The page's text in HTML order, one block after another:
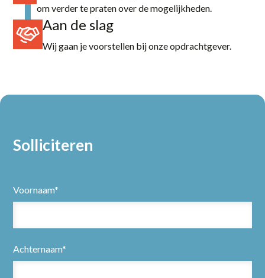
om verder te praten over de mogelijkheden.
Aan de slag
Wij gaan je voorstellen bij onze opdrachtgever.
Solliciteren
Voornaam*
Achternaam*